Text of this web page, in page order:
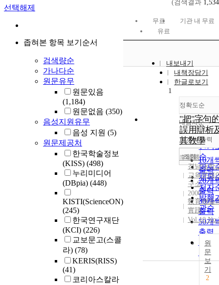
선택해제
좁혀본 항목 보기순서
검색량순
가나다순
원문유무
원문있음
(1,184)
원문없음 (350)
음성지원유무
음성 지원 (5)
원문제공처
한국학술정보
(KISS) (498)
누리미디어
(DBpia) (448)
KISTI(ScienceON)
(245)
한국연구재단
(KCI) (226)
교보문고(스콜
라) (78)
KERIS(RISS)
(41)
코리아스칼라
(검색결과 1,534
무료
기관 내 무료
유료
내보내기
내책장담기
한글로보기
정확도순
정확
순
인기
순
연도
제목
저자
발행
관순
내림차순
내림
10개씩 출력
10개
출력
20개
출력
30개
출력
50개
출력
100
출력
조회
1
"把"字句
誤用辯析
其敎學
李載勝
경남대학
교육문제
구소
2000
敎育理論
實踐
Vol.10
원
문
보
기
2